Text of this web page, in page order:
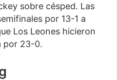
sobre césped. Las
por 13-1 a
Los Leones hicieron
por 23-0.